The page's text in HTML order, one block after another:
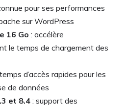
pour ses performances
sur WordPress
16 Go : accélère
le temps de chargement des
d’accès rapides pour les
de données
et 8.4 : support des